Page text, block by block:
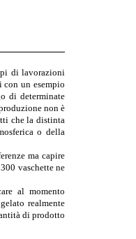
di lavorazioni
un esempio
di determinate
non è
che la distinta
o della
ma capire
vaschette ne
al momento
realmente
di prodotto